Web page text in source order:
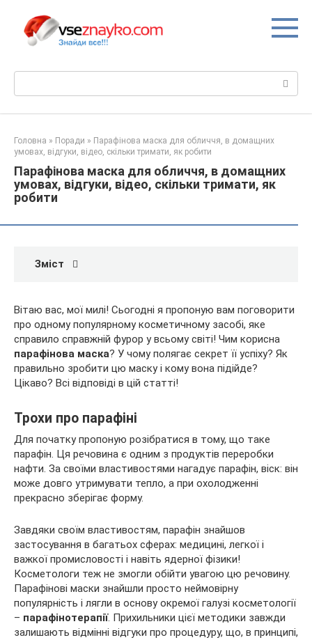
вмісту
Головна » Поради » Парафінова маска для обличчя, в домащних
умовах, відгуки, відео, скільки тримати, як робити
Парафінова маска для обличчя, в домащних
умовах, відгуки, відео, скільки тримати, як
робити
Зміст
Вітаю вас, мої милі! Сьогодні я пропоную вам поговорити
про одному популярному косметичному засобі, яке
справило справжній фурор у всьому світі! Чим корисна
парафінова маска? У чому полягає секрет її успіху? Як
правильно зробити цю маску і кому вона підійде?
Цікаво? Всі відповіді в цій статті!
Трохи про парафіні
Для початку пропоную розібратися в тому, що таке
парафін. Ця речовина є одним з продуктів переробки
нафти. За своїми властивостями нагадує парафін, віск: він
може довго утримувати тепло, а при охолодженні
прекрасно зберігає форму.
Завдяки своїм властивостям, парафін знайшов
застосування в багатьох сферах: медицині, легкої і
важкої промисловості і навіть ядерної фізики!
Косметологи теж не змогли обійти увагою цю речовину.
Парафінові маски знайшли просто неймовірну
популярність і лягли в основу окремої галузі косметології
– парафінотерапії. Прихильники цієї методики завжди
залишають відмінні відгуки про процедуру, що, в принципі,